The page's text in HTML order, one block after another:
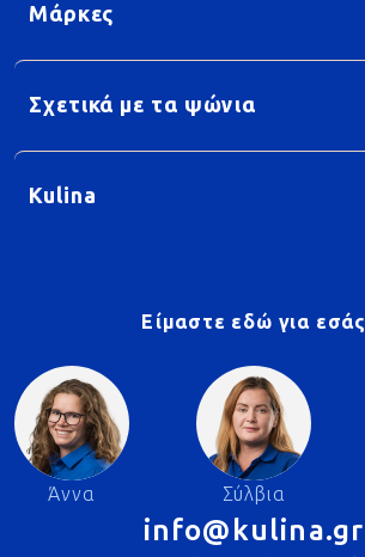
Μάρκες
Σχετικά με τα ψώνια
Kulina
Είμαστε εδώ για εσάς
Άννα Σύλβια
info@kulina.gr